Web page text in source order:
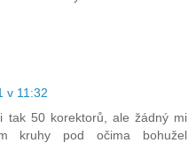
v 11:32
tak 50 korektorů, ale žádný mi
kruhy pod očima bohužel